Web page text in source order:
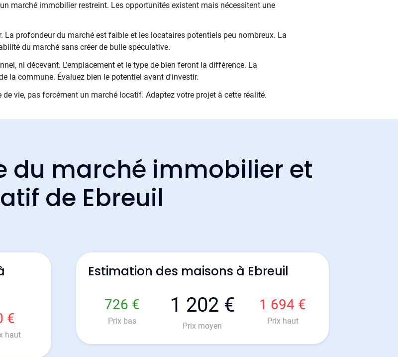
marché immobilier restreint. Les opportunités existent mais nécessitent une
La profondeur du marché est faible et les locataires potentiels peu nombreux. La
du marché sans créer de bulle spéculative.
ni décevant. L'emplacement et le type de bien feront la différence. La
la commune. Évaluez bien le potentiel avant d'investir.
vie, pas forcément un marché locatif. Adaptez votre projet à cette réalité.
du marché immobilier et
de Ebreuil
€
haut
Estimation des maisons à Ebreuil
726 €
Prix bas
1 202 €
Prix moyen
1 694 €
Prix haut